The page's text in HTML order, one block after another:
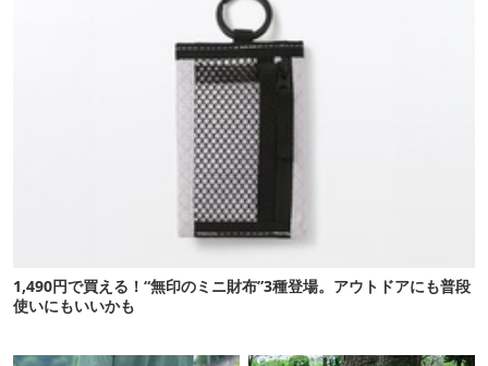
1,490円で買える！“無印のミニ財布”3種登場。アウトドアにも普段
使いにもいいかも